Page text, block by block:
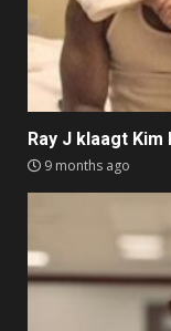
Ray J klaagt
9 months ago